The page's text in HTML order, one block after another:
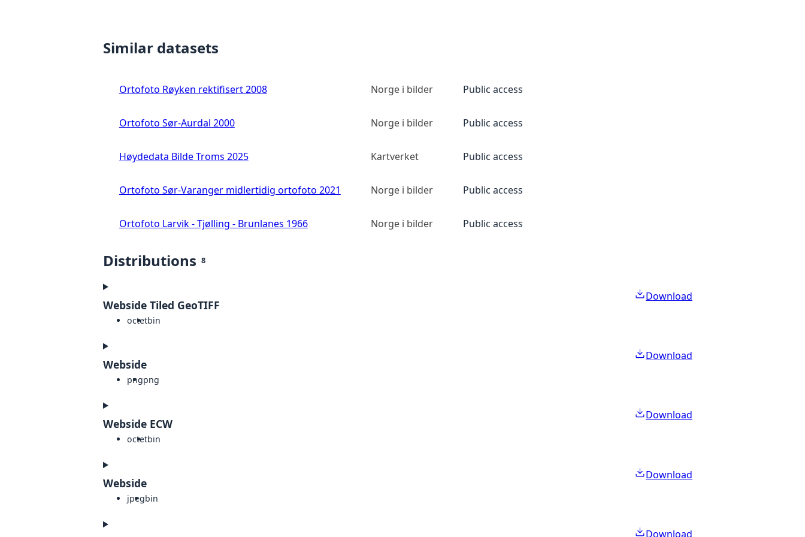
Similar datasets
Ortofoto Røyken rektifisert 2008 Norge i bilder Public access
Ortofoto Sør-Aurdal 2000 Norge i bilder Public access
Høydedata Bilde Troms 2025 Kartverket Public access
Ortofoto Sør-Varanger midlertidig ortofoto 2021 Norge i bilder Public access
Ortofoto Larvik - Tjølling - Brunlanes 1966 Norge i bilder Public access
Distributions 8
Webside Tiled GeoTIFF
octetbin
Download
Webside
pngpng
Download
Webside ECW
octetbin
Download
Webside
jpegbin
Download
Download